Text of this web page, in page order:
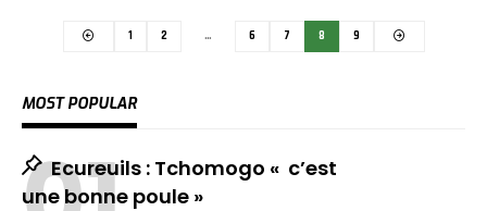
1 2 … 6 7 8 9
MOST POPULAR
Ecureuils : Tchomogo « c’est
une bonne poule »